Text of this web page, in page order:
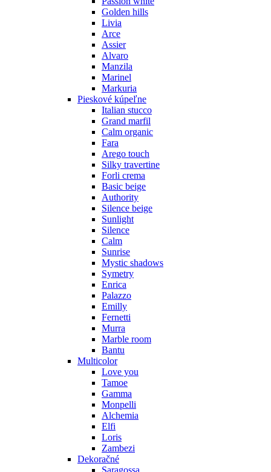
Golden hills
Livia
Arce
Assier
Alvaro
Manzila
Marinel
Markuria
Pieskové kúpeľne
Italian stucco
Grand marfil
Calm organic
Fara
Arego touch
Silky travertine
Forli crema
Basic beige
Authority
Silence beige
Sunlight
Silence
Calm
Sunrise
Mystic shadows
Symetry
Enrica
Palazzo
Emilly
Fernetti
Murra
Marble room
Bantu
Multicolor
Love you
Tamoe
Gamma
Monpelli
Alchemia
Elfi
Loris
Zambezi
Dekoračné
Saragossa